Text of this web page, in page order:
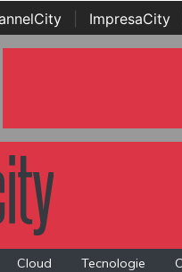
ImpresaCity
Cloud Tecnologie